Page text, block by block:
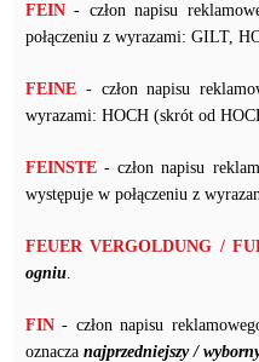
FEIN - człon napisu
połączeniu z wyrazami: GILT,
FEINE - człon napisu
wyrazami: HOCH (skrót od
FEINSTE - człon napisu
występuje w połączeniu z
FEUER VERGOLDUNG /
ogniu.
FIN - człon napisu
oznacza najprzedniejszy /